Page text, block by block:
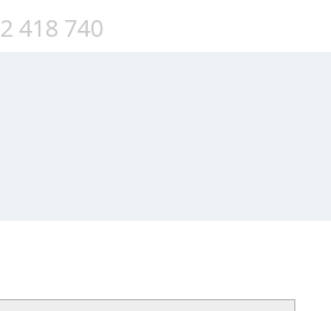
2 418 740